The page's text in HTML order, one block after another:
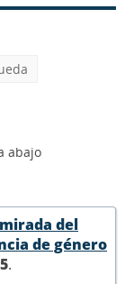
abajo
del
de género
.